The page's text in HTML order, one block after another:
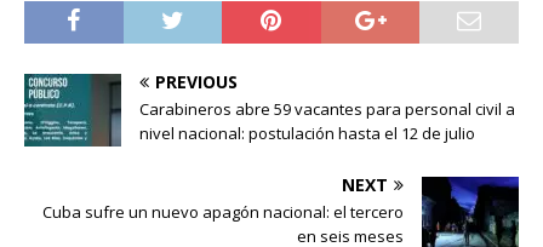
PREVIOUS
Carabineros abre 59 vacantes para personal civil a
nivel nacional: postulación hasta el 12 de julio
NEXT
Cuba sufre un nuevo apagón nacional: el tercero
en seis meses